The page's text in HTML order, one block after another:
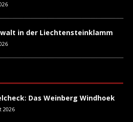
in der Liechtensteinklamm
Das Weinberg Windhoek
2026